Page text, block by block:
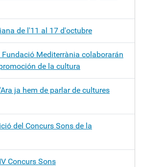
de l'11 al 17 d'octubre
Fundació Mediterrània colaborarán
de la cultura
ja hem de parlar de cultures
del Concurs Sons de la
Concurs Sons